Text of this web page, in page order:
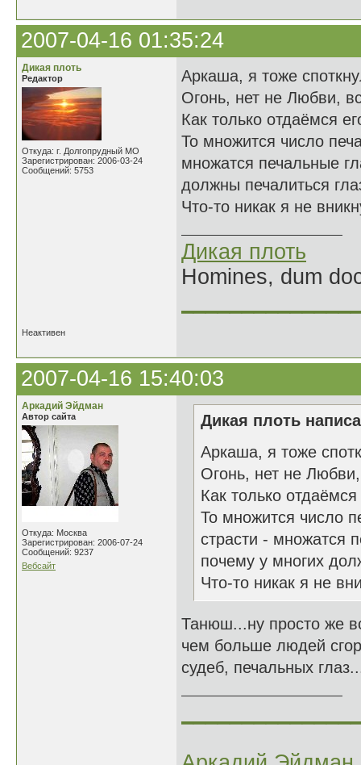
2007-04-16 01:35:24
Дикая плоть
Редактор
Откуда: г. Долгопрудный МО
Зарегистрирован: 2006-03-24
Сообщений: 5753
Аркаша, я тоже
Огонь, нет не Любви,
Как только отдаёмся
То множится число
множатся печальные
должны печалиться
Что-то никак я не
Дикая плоть
Homines, dum
Неактивен
2007-04-16 15:40:03
Аркадий Эйдман
Автор сайта
Откуда: Москва
Зарегистрирован: 2006-07-24
Сообщений: 9237
Вебсайт
Дикая плоть
Аркаша, я тоже
Огонь, нет не
Как только
То множится число
страсти - множатся
почему у многих
Что-то никак я не
Танюш...ну просто же
чем больше людей
судеб, печальных